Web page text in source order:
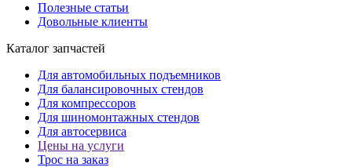
Полезные статьи
Довольные клиенты
Каталог запчастей
Для автомобильных подъемников
Для балансировочных стендов
Для компрессоров
Для шиномонтажных стендов
Для автосервиса
Цены на услуги
Трос на заказ